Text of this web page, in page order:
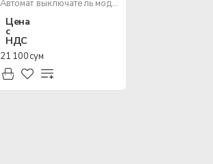
Автомат выключатель модульный IEK ВА 47-29 1P 3А 4,5кА
Цена
с
НДС
21 100 сум